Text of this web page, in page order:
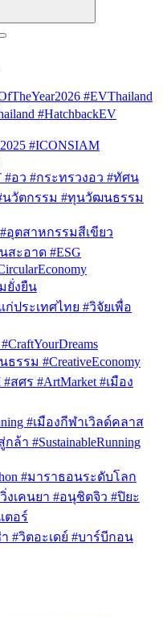
#EVThailand
#HatchbackEV
#ICONSIAM
#อว #กระทรวงอว #ทัศน
นวัตกรรม #ทุนวัฒนธรรม
#อุตสาหกรรมสีเขียว
สะอาด #ESG
ยั่งยืน
ก่ประเทศไทย #วิจัยเพื่อ
รรม #CreativeEconomy
สศร #ArtMarket #เมือง
#เมืองกีฬาเวิลด์คลาส
า #SustainableRunning
#มาราธอนระดับโลก
งเคนยา #อนุชิตจิว #ปิยะ
ตอร์
#วิตอะเดย์ #บาร์บีกอน